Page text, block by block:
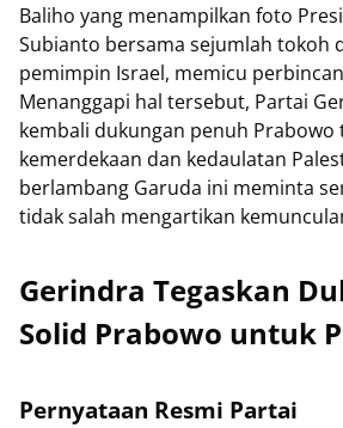
Baliho yang menampilkan foto
Subianto bersama sejumlah tokoh
pemimpin Israel, memicu
Menanggapi hal tersebut, Partai
kembali dukungan penuh Prabowo
kemerdekaan dan kedaulatan
berlambang Garuda ini meminta
tidak salah mengartikan
Gerindra Tegaskan
Solid Prabowo untuk
Pernyataan Resmi Partai